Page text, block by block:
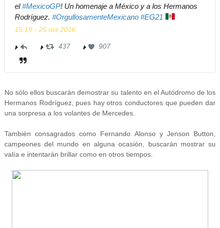
el#MexicoGP! Un homenaje a México y a los Hermanos
Rodríguez. #OrgullosamenteMexicano #EG21
15:19 - 25 oct 2016
437
e
t
w
e
t
s
907
e
g
u
t
a
No sólo ellos buscarán demostrar su talento en el Autódromo de los
Hermanos Rodríguez, pues hay otros conductores que pueden dar
una sorpresa a los volantes de Mercedes.
También consagrados como Fernando Alonso y Jenson Button,
campeones del mundo en alguna ocasión, buscarán mostrar su
valía e intentarán brillar como en otros tiempos.